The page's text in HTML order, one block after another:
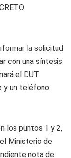
la solicitud
con una síntesis
el DUT
y un teléfono
los puntos 1 y 2,
Ministerio de
nota de